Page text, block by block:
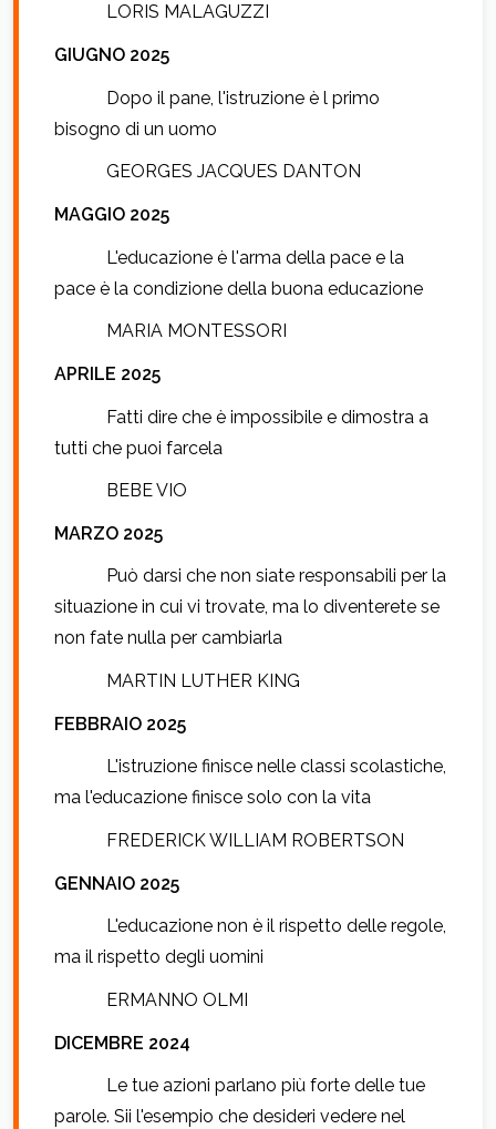
LORIS MALAGUZZI
GIUGNO 2025
Dopo il pane, l'istruzione è l primo
bisogno di un uomo
GEORGES JACQUES DANTON
MAGGIO 2025
L'educazione è l'arma della pace e la
pace è la condizione della buona educazione
MARIA MONTESSORI
APRILE 2025
Fatti dire che è impossibile e dimostra a
tutti che puoi farcela
BEBE VIO
MARZO 2025
Può darsi che non siate responsabili per la
situazione in cui vi trovate, ma lo diventerete se
non fate nulla per cambiarla
MARTIN LUTHER KING
FEBBRAIO 2025
L'istruzione finisce nelle classi scolastiche,
ma l'educazione finisce solo con la vita
FREDERICK WILLIAM ROBERTSON
GENNAIO 2025
L'educazione non è il rispetto delle regole,
ma il rispetto degli uomini
ERMANNO OLMI
DICEMBRE 2024
Le tue azioni parlano più forte delle tue
parole. Sii l'esempio che desideri vedere nel